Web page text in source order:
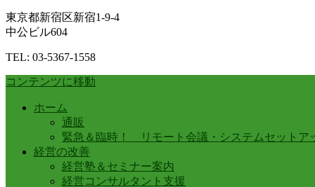
東京都新宿区新宿1-9-4
中公ビル604
TEL: 03-5367-1558
コンテンツに移動
ホーム
通販
緊急＆臨時！ リモート会議・システムセットア
経営の改善
経営塾＆セミナー案内
経営コンサルタント支援